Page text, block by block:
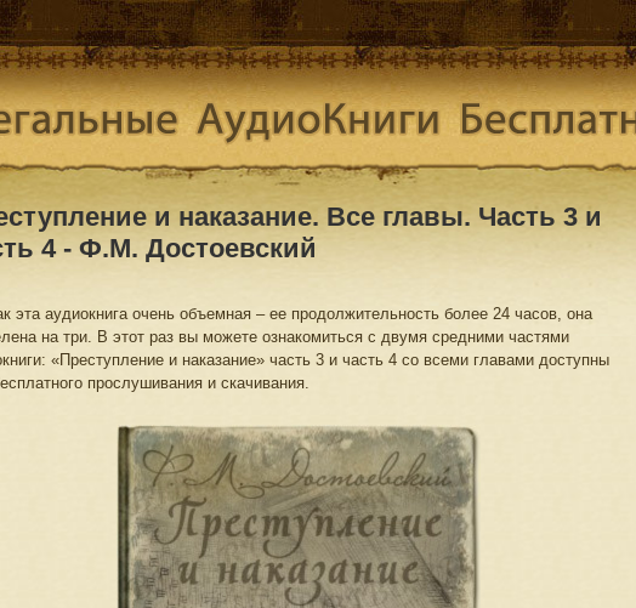
и наказание. Все главы. Часть 3 и
4 - Ф.М. Достоевский
эта аудиокнига очень объемная – ее продолжительность более 24 часов, она
на три. В этот раз вы можете ознакомиться с двумя средними частями
«Преступление и наказание» часть 3 и часть 4 со всеми главами доступны
прослушивания и скачивания.